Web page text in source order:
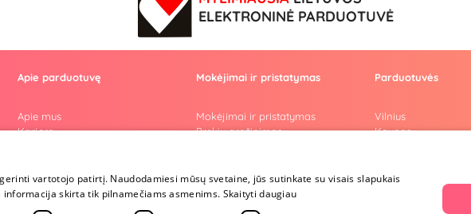
ELEKTRONINĖ PARDUOTUVĖ
Apie parduotuvę
Apie mus
Karjera
Nuogos mintys
Prekiniai ženklai
Mokėjimai ir pristatymas
Mokėjimai ir pristatymas
Prekių grąžinimas
Privatumo politika
Lojalumo programa
Parduotuvės
Vilnius
Kaunas
Marijampolė
vartotojo patirtį. Naudodamiesi mūsų svetaine, jūs sutinkate su visais slapukais
skirta tik pilnamečiams asmenims. Skaityti daugiau